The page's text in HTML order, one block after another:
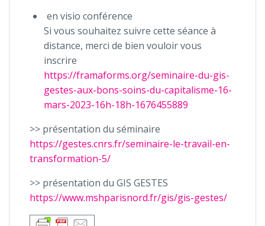
en visio conférence
Si vous souhaitez suivre cette séance à
distance, merci de bien vouloir vous
inscrire
https://framaforms.org/seminaire-du-gis-
gestes-aux-bons-soins-du-capitalisme-16-
mars-2023-16h-18h-1676455889
>> présentation du séminaire
https://gestes.cnrs.fr/seminaire-le-travail-en-
transformation-5/
>> présentation du GIS GESTES
https://www.mshparisnord.fr/gis/gis-gestes/